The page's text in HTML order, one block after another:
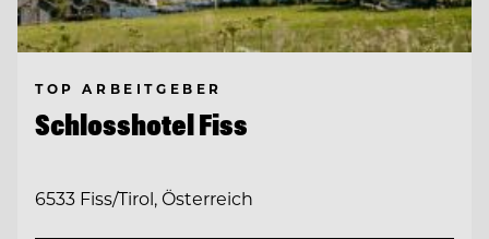
TOP ARBEITGEBER
Schlosshotel Fiss
6533 Fiss/Tirol, Österreich